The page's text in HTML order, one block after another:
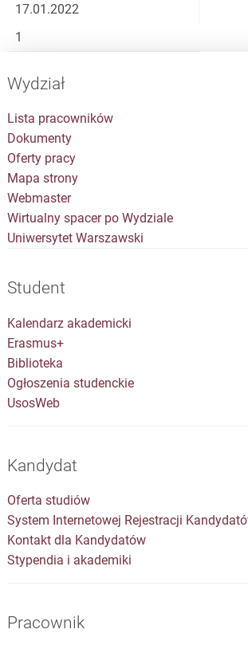
17.01.2022
1
Wydział
Lista pracowników
Dokumenty
Oferty pracy
Mapa strony
Webmaster
Wirtualny spacer po Wydziale
Uniwersytet Warszawski
Student
Kalendarz akademicki
Erasmus+
Biblioteka
Ogłoszenia studenckie
UsosWeb
Kandydat
Oferta studiów
System Internetowej Rejestracji
Kontakt dla Kandydatów
Stypendia i akademiki
Pracownik